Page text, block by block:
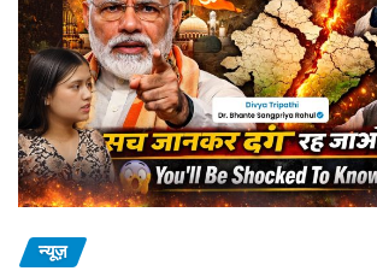
न्यूज़